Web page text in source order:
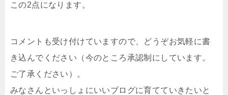
この2点になります。
コメントも受け付けていますので、どうぞお気軽に書
き込んでください（今のところ承認制にしています。
ご了承ください）。
みなさんといっしょにいいブログに育てていきたいと